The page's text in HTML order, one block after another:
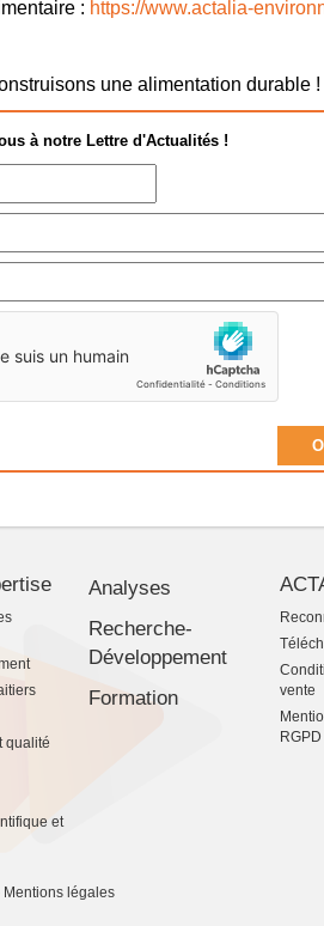
: https://www.actalia-
une alimentation durable !
à notre Lettre d'Actualités !
qualité
et
Analyses
Recherche-
Développement
Formation
vente
RGPD
Mentions légales